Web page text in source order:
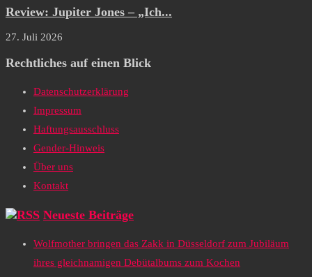
Review: Jupiter Jones – „Ich...
27. Juli 2026
Rechtliches auf einen Blick
Datenschutzerklärung
Impressum
Haftungsausschluss
Gender-Hinweis
Über uns
Kontakt
Neueste Beiträge
Wolfmother bringen das Zakk in Düsseldorf zum Jubiläum
ihres gleichnamigen Debütalbums zum Kochen